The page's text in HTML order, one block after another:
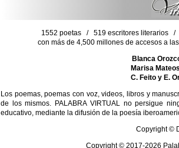
1552 poetas / 519 escritores literarios /
con más de 4,500 millones de accesos a
Blanca
Marisa Mateos
C. Feito y E.
Los poemas, poemas con voz, videos, libros y
de los mismos. PALABRA VIRTUAL no persigue
educativo, mediante la difusión de la poesía
Copyright ©
Copyright © 2017-2026